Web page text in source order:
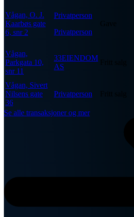
Vågan, O. J.
Kaarbøs gate
6, snr 2
Privatperson
Privatperson
Gave
Vågan,
Parkgata 10,
snr 11
33EIENDOM
AS
Fritt salg
Vågan, Sivert
Nilsens gate
36
Privatperson Fritt salg
Se alle transaksjoner og mer